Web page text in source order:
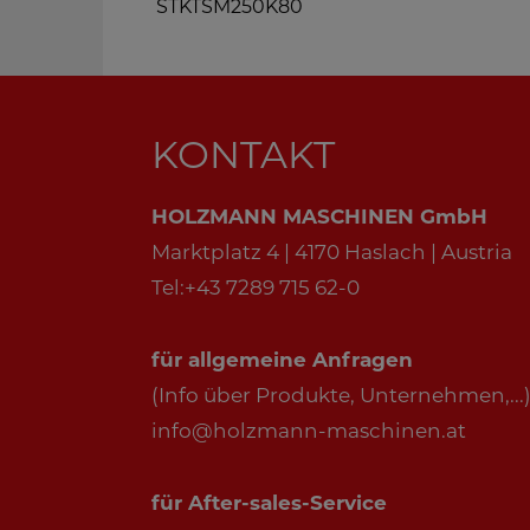
STKTSM250K80
KONTAKT
HOLZMANN MASCHINEN GmbH
Marktplatz 4 | 4170 Haslach | Austria
Tel:+43 7289 715 62-0
für allgemeine Anfragen
(Info über Produkte,
info@holzmann-maschinen.at
für After-sales-Service